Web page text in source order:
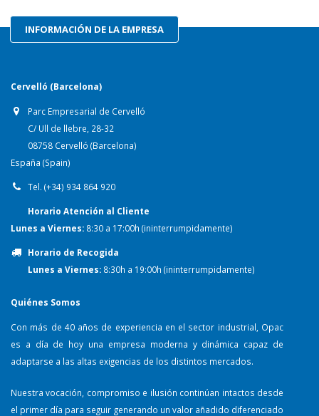
INFORMACIÓN DE LA EMPRESA
Cervelló (Barcelona)
Parc Empresarial de Cervelló
C/ Ull de llebre, 28-32
08758 Cervelló (Barcelona)
España (Spain)
Tel. (+34) 934 864 920
Horario Atención al Cliente
Lunes a Viernes: 8:30 a 17:00h (ininterrumpidamente)
Horario de Recogida
Lunes a Viernes: 8:30h a 19:00h (ininterrumpidamente)
Quiénes Somos
Con más de 40 años de experiencia en el sector industrial, Opac
es a día de hoy una empresa moderna y dinámica capaz de
adaptarse a las altas exigencias de los distintos mercados.
Nuestra vocación, compromiso e ilusión continúan intactos desde
el primer día para seguir generando un valor añadido diferenciado